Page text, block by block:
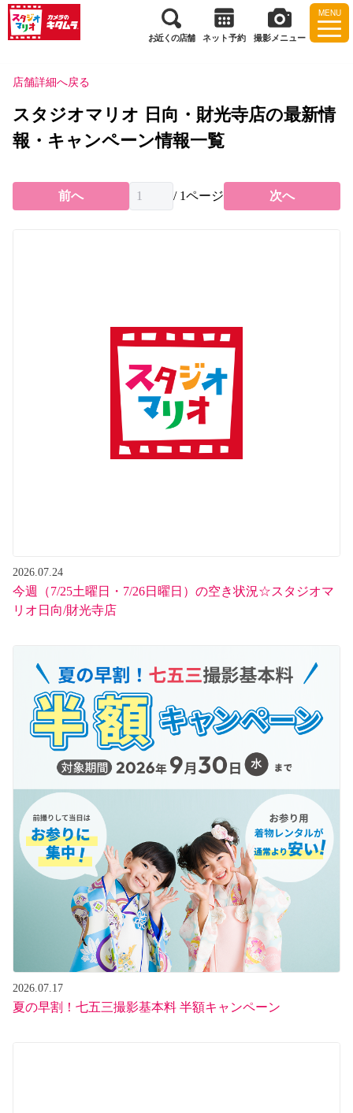
MENU
お近くの店舗 ネット予約 撮影メニュー
店舗詳細へ戻る
スタジオマリオ 日向・財光寺店の最新情
報・キャンペーン情報一覧
前へ / 1ページ 次へ
2026.07.24
今週（7/25土曜日・7/26日曜日）の空き状況☆スタジオマ
リオ日向/財光寺店
2026.07.17
夏の早割！七五三撮影基本料 半額キャンペーン